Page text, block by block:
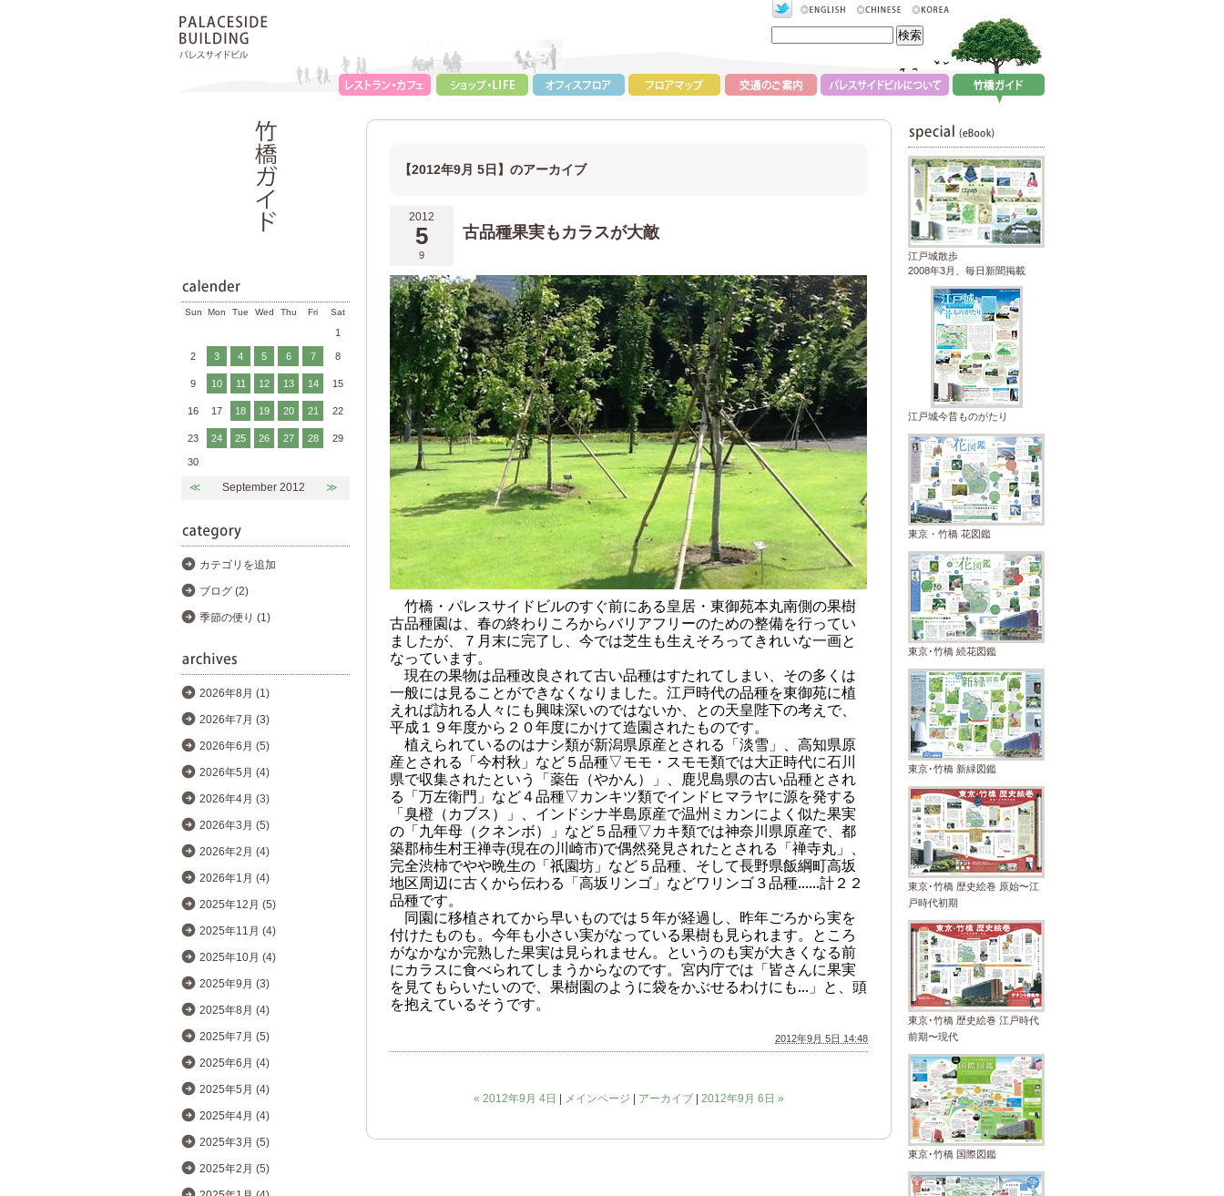
【2012年9月 5日】のアーカイブ
2012
5
9
古品種果実もカラスが大敵
竹橋・パレスサイドビルのすぐ前にある皇居・東御苑本丸南側の果樹
古品種園は、春の終わりころからバリアフリーのための整備を行ってい
ましたが、７月末に完了し、今では芝生も生えそろってきれいな一画と
なっています。
現在の果物は品種改良されて古い品種はすたれてしまい、その多くは
一般には見ることができなくなりました。江戸時代の品種を東御苑に植
えれば訪れる人々にも興味深いのではないか、との天皇陛下の考えで、
平成１９年度から２０年度にかけて造園されたものです。
植えられているのはナシ類が新潟県原産とされる「淡雪」、高知県原
産とされる「今村秋」など５品種▽モモ・スモモ類では大正時代に石川
県で収集されたという「薬缶（やかん）」、鹿児島県の古い品種とされ
る「万左衛門」など４品種▽カンキツ類でインドヒマラヤに源を発する
「臭橙（カブス）」、インドシナ半島原産で温州ミカンによく似た果実
の「九年母（クネンボ）」など５品種▽カキ類では神奈川県原産で、都
築郡柿生村王禅寺(現在の川崎市)で偶然発見されたとされる「禅寺丸」、
完全渋柿でやや晩生の「祇園坊」など５品種、そして長野県飯綱町高坂
地区周辺に古くから伝わる「高坂リンゴ」などワリンゴ３品種......計２２
品種です。
同園に移植されてから早いものでは５年が経過し、昨年ごろから実を
付けたものも。今年も小さい実がなっている果樹も見られます。ところ
がなかなか完熟した果実は見られません。というのも実が大きくなる前
にカラスに食べられてしまうからなのです。宮内庁では「皆さんに果実
を見てもらいたいので、果樹園のように袋をかぶせるわけにも...」と、頭
を抱えているそうです。
2012年9月 5日 14:48
« 2012年9月 4日 メインページ アーカイブ 2012年9月 6日 »
Sun Mon Tue Wed Thu Fri Sat
1
2 3 4 5 6 7 8
9 10 11 12 13 14 15
16 17 18 19 20 21 22
23 24 25 26 27 28 29
30
≪ September 2012 ≫
カテゴリを追加
ブログ (2)
季節の便り (1)
2026年8月 (1)
2026年7月 (3)
2026年6月 (5)
2026年5月 (4)
2026年4月 (3)
2026年3月 (5)
2026年2月 (4)
2026年1月 (4)
2025年12月 (5)
2025年11月 (4)
2025年10月 (4)
2025年9月 (3)
2025年8月 (4)
2025年7月 (5)
2025年6月 (4)
2025年5月 (4)
2025年4月 (4)
2025年3月 (5)
2025年2月 (5)
江戸城散歩
2008年3月、毎日新聞掲載
江戸城今昔ものがたり
東京・竹橋 花図鑑
東京･竹橋 続花図鑑
東京･竹橋 新緑図鑑
東京･竹橋 歴史絵巻 原始〜江
戸時代初期
東京･竹橋 歴史絵巻 江戸時代
前期〜現代
東京･竹橋 国際図鑑